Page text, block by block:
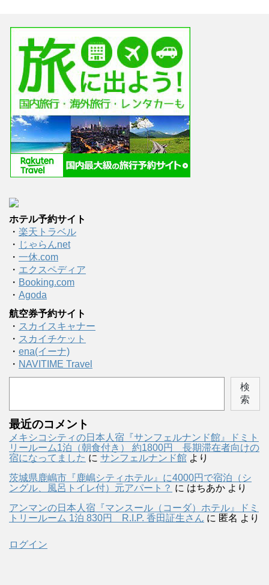
ホテル予約サイト
・ 楽天トラベル
・ じゃらんnet
・ 一休.com
・ エクスペディア
・ Booking.com
・ Agoda
航空券予約サイト
・ スカイスキャナー
・ スカイチケット
・ ena(イーナ)
・ NAVITIME Travel
検
索
最近のコメント
メキシコシティの日本人宿『サンフェルナンド館』ドミト
リールーム1泊（朝食付き） 約1800円 長期滞在者向けの
宿になってました に サンフェルナンド館 より
茨城県鹿嶋市『鹿嶋シティホテル』に4000円で宿泊（シ
ングル、風呂トイレ付）元アパート？ に はちあか より
アンマンの日本人宿『マンスール（コーダ）ホテル』ドミ
トリールーム 1泊 830円 R.I.P. 香田証生さん に 匿名 より
ログイン